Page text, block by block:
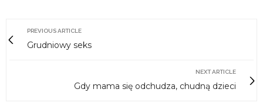
PREVIOUS ARTICLE
Grudniowy seks
NEXT ARTICLE
Gdy mama się odchudza, chudną dzieci